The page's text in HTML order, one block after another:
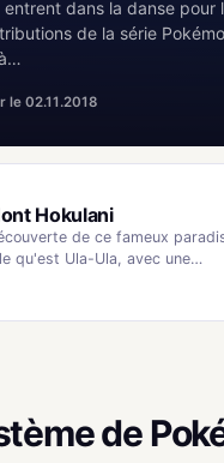
dans la danse pour
de la série
le 02.11.2018
Hokulani
de ce fameux
qu'est Ula-Ula, avec une…
de